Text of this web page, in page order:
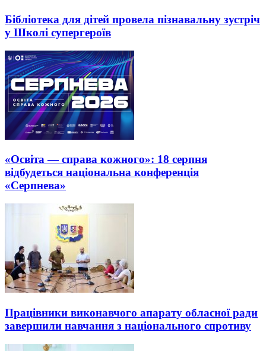
Бібліотека для дітей провела пізнавальну зустріч
у Школі супергероїв
«Освіта — справа кожного»: 18 серпня
відбудеться національна конференція
«Серпнева»
Працівники виконавчого апарату обласної ради
завершили навчання з національного спротиву